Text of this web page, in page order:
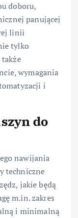
doboru,
panującej
linii
tylko
wymagania
i
do
nawijania
techniczne
jakie będą
m.in. zakres
i minimalną